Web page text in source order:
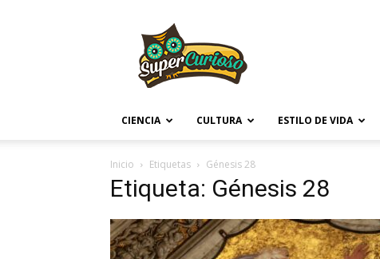
CIENCIA CULTURA ESTILO DE VIDA
Inicio Etiquetas Génesis 28
Etiqueta: Génesis 28